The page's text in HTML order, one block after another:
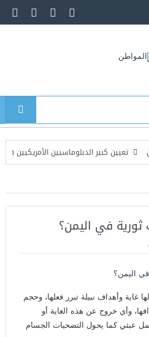
كبير الدبلوماسيين الأمريكيين قائماً
في اليمن؟
وأهداف نبيلة تبرر فعلها، وحجم
وأي خروج عن هذه الغاية أو
عبثي كما يحول التضحيات الجسام